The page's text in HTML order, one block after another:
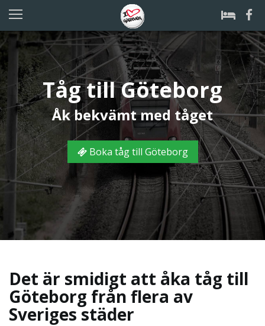
Tåg till Göteborg
Åk bekvämt med tåget
Boka tåg till Göteborg
Det är smidigt att åka tåg till
Göteborg från flera av
Sveriges städer